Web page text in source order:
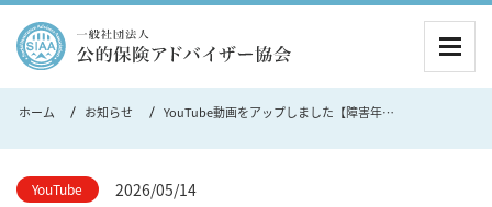
ホーム お知らせ YouTube動画をアップしました【障害年金受給者】遺族年金は受け取れる？
YouTube 2026/05/14